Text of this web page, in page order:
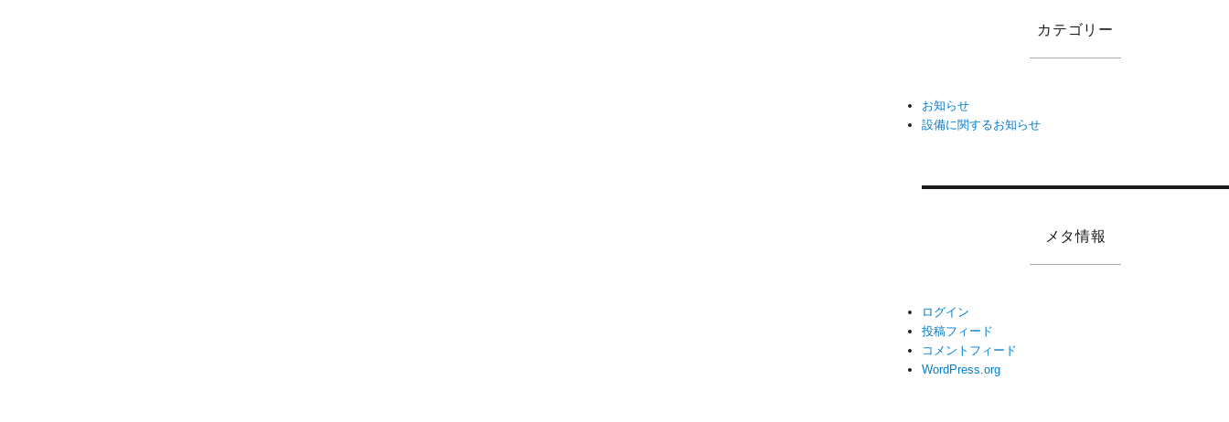
カテゴリー
お知らせ
設備に関するお知らせ
メタ情報
ログイン
投稿フィード
コメントフィード
WordPress.org